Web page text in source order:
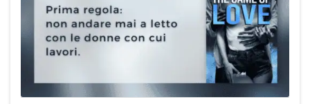
Narrativa contemporanea
Romanzi di formazione
Thriller